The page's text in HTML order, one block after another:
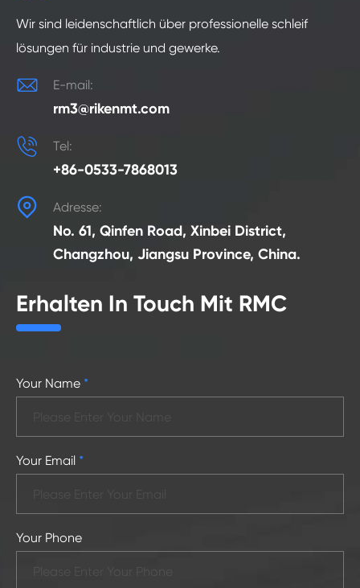
Wir sind leidenschaftlich über professionelle schleif
lösungen für industrie und gewerke.
 E-mail:
rm3@rikenmt.com
 Tel:
+86-0533-7868013
 Adresse:
No. 61, Qinfen Road, Xinbei District,
Changzhou, Jiangsu Province, China.
Erhalten In Touch Mit RMC
Your Name *
Your Email *
Your Phone